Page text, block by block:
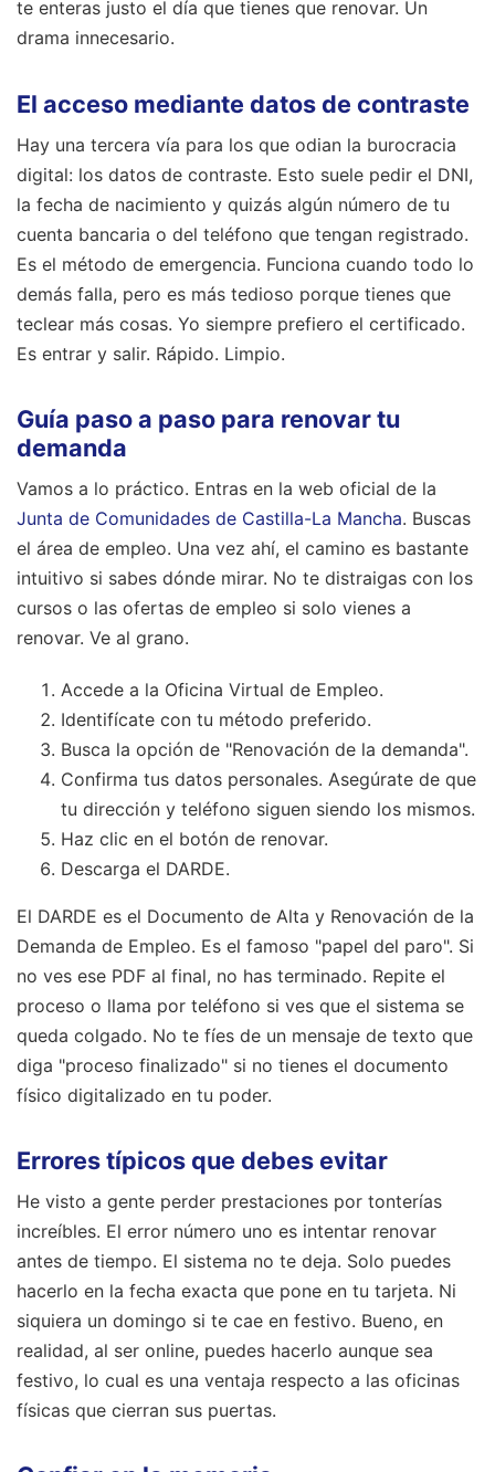
te enteras justo el día que tienes que renovar. Un
drama innecesario.
El acceso mediante datos de contraste
Hay una tercera vía para los que odian la burocracia
digital: los datos de contraste. Esto suele pedir el DNI,
la fecha de nacimiento y quizás algún número de tu
cuenta bancaria o del teléfono que tengan registrado.
Es el método de emergencia. Funciona cuando todo lo
demás falla, pero es más tedioso porque tienes que
teclear más cosas. Yo siempre prefiero el certificado.
Es entrar y salir. Rápido. Limpio.
Guía paso a paso para renovar tu
demanda
Vamos a lo práctico. Entras en la web oficial de la
Junta de Comunidades de Castilla-La Mancha. Buscas
el área de empleo. Una vez ahí, el camino es bastante
intuitivo si sabes dónde mirar. No te distraigas con los
cursos o las ofertas de empleo si solo vienes a
renovar. Ve al grano.
Accede a la Oficina Virtual de Empleo.
Identifícate con tu método preferido.
Busca la opción de "Renovación de la demanda".
Confirma tus datos personales. Asegúrate de que
tu dirección y teléfono siguen siendo los mismos.
Haz clic en el botón de renovar.
Descarga el DARDE.
El DARDE es el Documento de Alta y Renovación de la
Demanda de Empleo. Es el famoso "papel del paro". Si
no ves ese PDF al final, no has terminado. Repite el
proceso o llama por teléfono si ves que el sistema se
queda colgado. No te fíes de un mensaje de texto que
diga "proceso finalizado" si no tienes el documento
físico digitalizado en tu poder.
Errores típicos que debes evitar
He visto a gente perder prestaciones por tonterías
increíbles. El error número uno es intentar renovar
antes de tiempo. El sistema no te deja. Solo puedes
hacerlo en la fecha exacta que pone en tu tarjeta. Ni
siquiera un domingo si te cae en festivo. Bueno, en
realidad, al ser online, puedes hacerlo aunque sea
festivo, lo cual es una ventaja respecto a las oficinas
físicas que cierran sus puertas.